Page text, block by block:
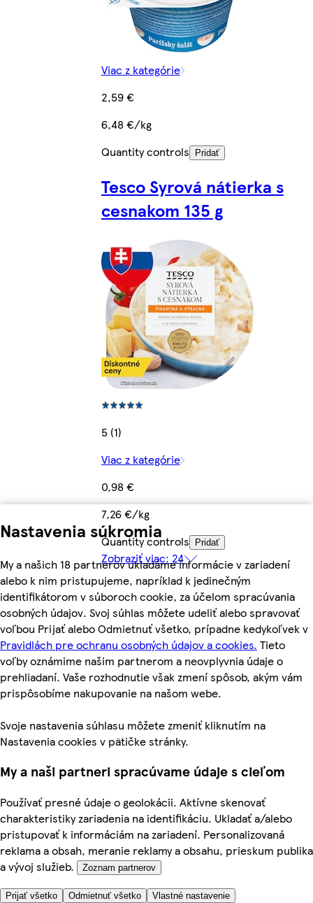
Nastavenia súkromia
My a našich 18 partnerov ukladáme informácie v zariadení
alebo k nim pristupujeme, napríklad k jedinečným
identifikátorom v súboroch cookie, za účelom spracúvania
osobných údajov. Svoj súhlas môžete udeliť alebo spravovať
voľbou Prijať alebo Odmietnuť všetko, prípadne kedykoľvek v
Pravidlách pre ochranu osobných údajov a cookies. Tieto
voľby oznámime našim partnerom a neovplyvnia údaje o
prehliadaní. Vaše rozhodnutie však zmení spôsob, akým vám
prispôsobíme nakupovanie na našom webe.
Svoje nastavenia súhlasu môžete zmeniť kliknutím na
Nastavenia cookies v pätičke stránky.
My a naši partneri spracúvame údaje s cieľom
Používať presné údaje o geolokácii. Aktívne skenovať
charakteristiky zariadenia na identifikáciu. Ukladať a/alebo
pristupovať k informáciám na zariadení. Personalizovaná
reklama a obsah, meranie reklamy a obsahu, prieskum publika
a vývoj služieb.
Zoznam partnerov
Prijať všetko Odmietnuť všetko Vlastné nastavenie
Viac z kategórie
2,59 €
6,48 €/kg
Quantity controls
Pridať
Tesco Syrová nátierka s
cesnakom 135 g
5 (1)
Viac z kategórie
0,98 €
7,26 €/kg
Quantity controls
Pridať
Zobraziť viac: 24